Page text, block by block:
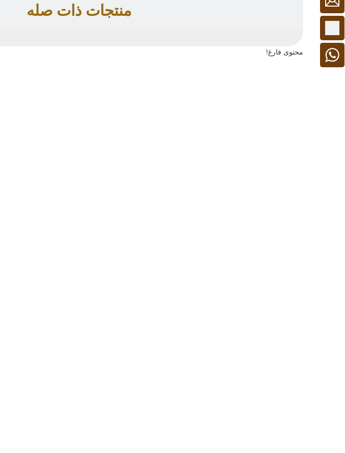
منتجات ذات صله
محتوى فارغ!